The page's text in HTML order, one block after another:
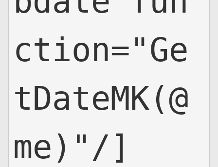
ction="Ge
tDateMK(@
me)"/]